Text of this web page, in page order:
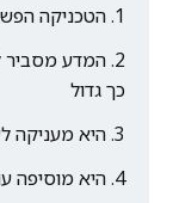
הטכניקה
המדע מסביר
כך גדול
היא מעניקה
היא מוסיפה